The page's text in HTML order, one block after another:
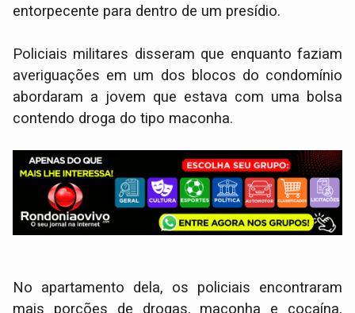
entorpecente para dentro de um presídio.
Policiais militares disseram que enquanto faziam
averiguações em um dos blocos do condomínio
abordaram a jovem que estava com uma bolsa
contendo droga do tipo maconha.
No apartamento dela, os policiais encontraram
mais porções de drogas, maconha e cocaína,